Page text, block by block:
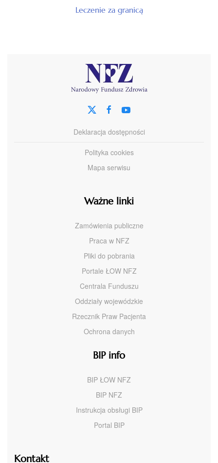
Leczenie za granicą
Deklaracja dostępności
Polityka cookies
Mapa serwisu
Ważne linki
Zamówienia publiczne
Praca w NFZ
Pliki do pobrania
Portale ŁOW NFZ
Centrala Funduszu
Oddziały wojewódzkie
Rzecznik Praw Pacjenta
Ochrona danych
BIP info
BIP ŁOW NFZ
BIP NFZ
Instrukcja obsługi BIP
Portal BIP
Kontakt